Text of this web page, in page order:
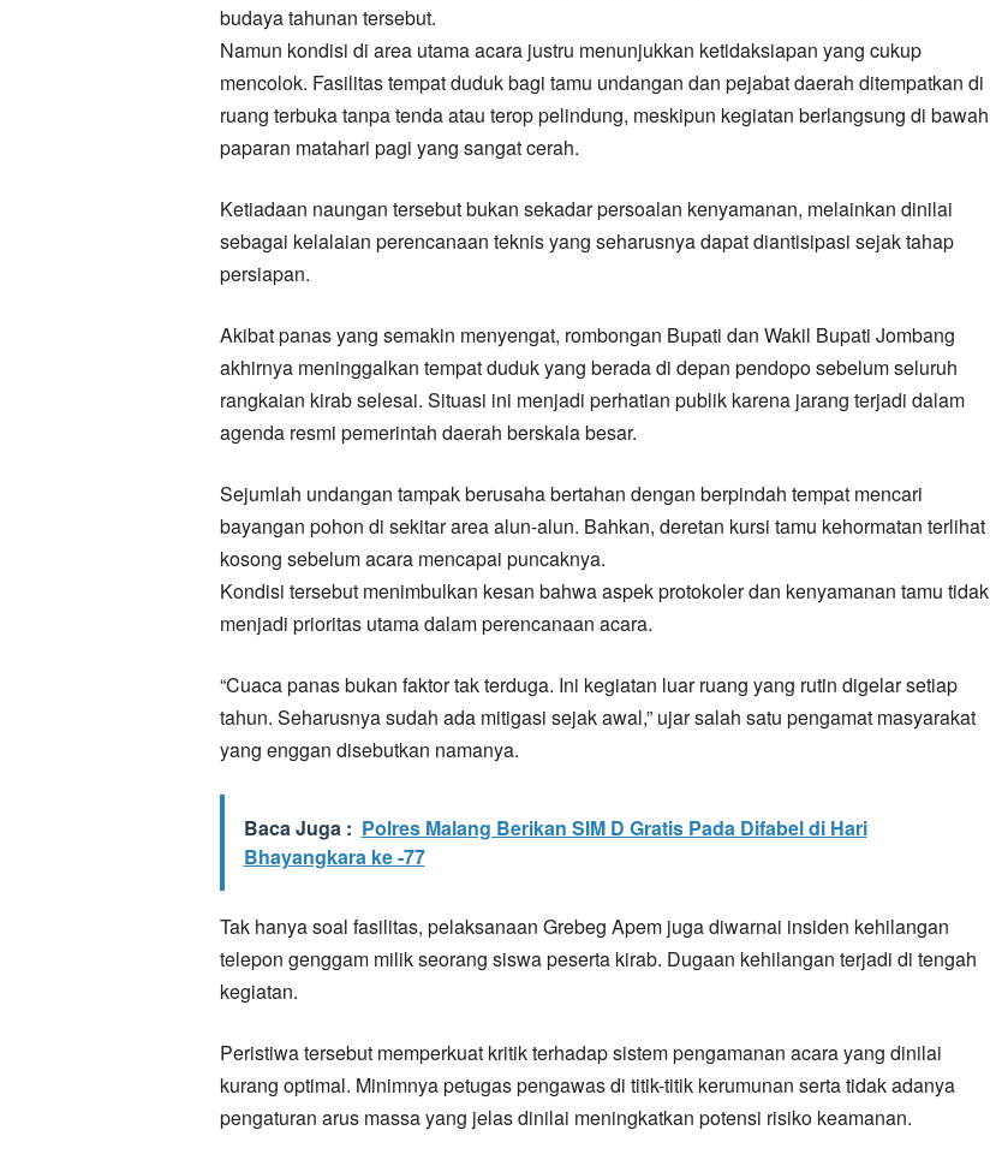
budaya tahunan tersebut.
Namun kondisi di area utama acara justru menunjukkan ketidaksiapan yang cukup
mencolok. Fasilitas tempat duduk bagi tamu undangan dan pejabat daerah ditempatkan di
ruang terbuka tanpa tenda atau terop pelindung, meskipun kegiatan berlangsung di bawah
paparan matahari pagi yang sangat cerah.
Ketiadaan naungan tersebut bukan sekadar persoalan kenyamanan, melainkan dinilai
sebagai kelalaian perencanaan teknis yang seharusnya dapat diantisipasi sejak tahap
persiapan.
Akibat panas yang semakin menyengat, rombongan Bupati dan Wakil Bupati Jombang
akhirnya meninggalkan tempat duduk yang berada di depan pendopo sebelum seluruh
rangkaian kirab selesai. Situasi ini menjadi perhatian publik karena jarang terjadi dalam
agenda resmi pemerintah daerah berskala besar.
Sejumlah undangan tampak berusaha bertahan dengan berpindah tempat mencari
bayangan pohon di sekitar area alun-alun. Bahkan, deretan kursi tamu kehormatan terlihat
kosong sebelum acara mencapai puncaknya.
Kondisi tersebut menimbulkan kesan bahwa aspek protokoler dan kenyamanan tamu tidak
menjadi prioritas utama dalam perencanaan acara.
“Cuaca panas bukan faktor tak terduga. Ini kegiatan luar ruang yang rutin digelar setiap
tahun. Seharusnya sudah ada mitigasi sejak awal,” ujar salah satu pengamat masyarakat
yang enggan disebutkan namanya.
Baca Juga : Polres Malang Berikan SIM D Gratis Pada Difabel di Hari
Bhayangkara ke -77
Tak hanya soal fasilitas, pelaksanaan Grebeg Apem juga diwarnai insiden kehilangan
telepon genggam milik seorang siswa peserta kirab. Dugaan kehilangan terjadi di tengah
kegiatan.
Peristiwa tersebut memperkuat kritik terhadap sistem pengamanan acara yang dinilai
kurang optimal. Minimnya petugas pengawas di titik-titik kerumunan serta tidak adanya
pengaturan arus massa yang jelas dinilai meningkatkan potensi risiko keamanan.